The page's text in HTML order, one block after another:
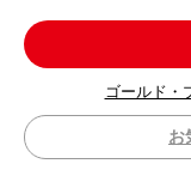
ゴールド・
お